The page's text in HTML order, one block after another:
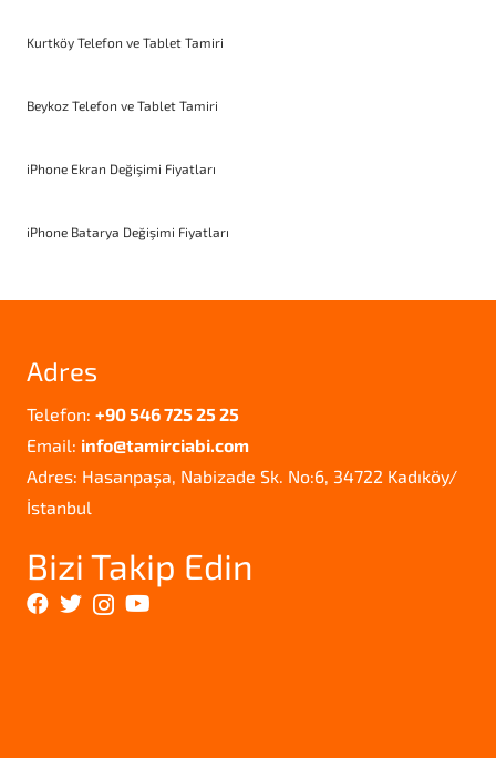
Kurtköy Telefon ve Tablet Tamiri
Beykoz Telefon ve Tablet Tamiri
iPhone Ekran Değişimi Fiyatları
iPhone Batarya Değişimi Fiyatları
Adres
Telefon: +90 546 725 25 25
Email: info@tamirciabi.com
Adres: Hasanpaşa, Nabizade Sk. No:6, 34722 Kadıköy/
İstanbul
Bizi Takip Edin